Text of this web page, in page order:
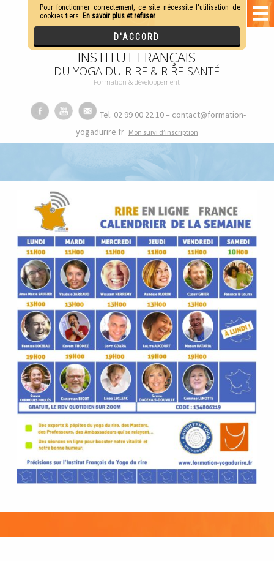
INSTITUT FRANÇAIS
DU YOGA DU RIRE & RIRE-SANTÉ
Formation & développement
Tel. 02 99 00 22 10 – contact@formation-
yogadurire.fr Mon suivi d’inscription